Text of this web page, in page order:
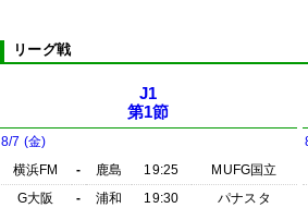
リーグ戦
J1
第1節
8/7 (金)
横浜FM
- 鹿島 19:25
MUFG国立
G大阪
- 浦和 19:30
パナスタ